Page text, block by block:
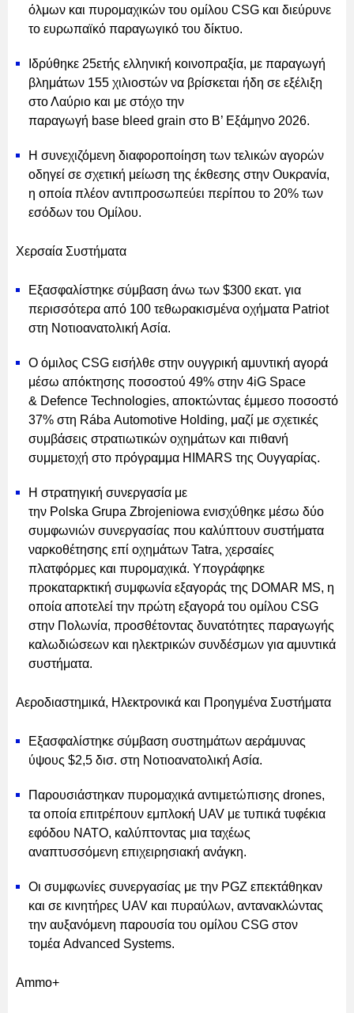
όλμων και πυρομαχικών του ομίλου CSG και διεύρυνε
το ευρωπαϊκό παραγωγικό του δίκτυο.
Ιδρύθηκε 25ετής ελληνική κοινοπραξία, με παραγωγή
βλημάτων 155 χιλιοστών να βρίσκεται ήδη σε εξέλιξη
στο Λαύριο και με στόχο την
παραγωγή base bleed grain στο Β’ Εξάμηνο 2026.
Η συνεχιζόμενη διαφοροποίηση των τελικών αγορών
οδηγεί σε σχετική μείωση της έκθεσης στην Ουκρανία,
η οποία πλέον αντιπροσωπεύει περίπου το 20% των
εσόδων του Ομίλου.
Χερσαία Συστήματα
Εξασφαλίστηκε σύμβαση άνω των $300 εκατ. για
περισσότερα από 100 τεθωρακισμένα οχήματα Patriot
στη Νοτιοανατολική Ασία.
Ο όμιλος CSG εισήλθε στην ουγγρική αμυντική αγορά
μέσω απόκτησης ποσοστού 49% στην 4iG Space
& Defence Technologies, αποκτώντας έμμεσο ποσοστό
37% στη Rába Automotive Holding, μαζί με σχετικές
συμβάσεις στρατιωτικών οχημάτων και πιθανή
συμμετοχή στο πρόγραμμα HIMARS της Ουγγαρίας.
Η στρατηγική συνεργασία με
την Polska Grupa Zbrojeniowa ενισχύθηκε μέσω δύο
συμφωνιών συνεργασίας που καλύπτουν συστήματα
ναρκοθέτησης επί οχημάτων Tatra, χερσαίες
πλατφόρμες και πυρομαχικά. Υπογράφηκε
προκαταρκτική συμφωνία εξαγοράς της DOMAR MS, η
οποία αποτελεί την πρώτη εξαγορά του ομίλου CSG
στην Πολωνία, προσθέτοντας δυνατότητες παραγωγής
καλωδιώσεων και ηλεκτρικών συνδέσμων για αμυντικά
συστήματα.
Αεροδιαστημικά, Ηλεκτρονικά και Προηγμένα Συστήματα
Εξασφαλίστηκε σύμβαση συστημάτων αεράμυνας
ύψους $2,5 δισ. στη Νοτιοανατολική Ασία.
Παρουσιάστηκαν πυρομαχικά αντιμετώπισης drones,
τα οποία επιτρέπουν εμπλοκή UAV με τυπικά τυφέκια
εφόδου NATO, καλύπτοντας μια ταχέως
αναπτυσσόμενη επιχειρησιακή ανάγκη.
Οι συμφωνίες συνεργασίας με την PGZ επεκτάθηκαν
και σε κινητήρες UAV και πυραύλων, αντανακλώντας
την αυξανόμενη παρουσία του ομίλου CSG στον
τομέα Advanced Systems.
Ammo+